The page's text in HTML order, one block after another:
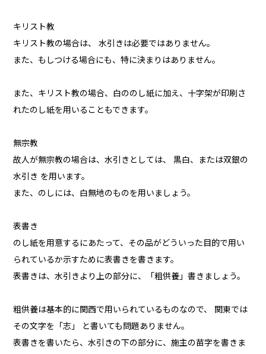
キリスト教
キリスト教の場合は、 水引きは必要ではありません。
また、もしつける場合にも、特に決まりはありません。
また、キリスト教の場合、白ののし紙に加え、十字架が印刷さ
れたのし紙を用いることもできます。
無宗教
故人が無宗教の場合は、水引きとしては、 黒白、または双銀の
水引き を用います。
また、のしには、白無地のものを用いましょう。
表書き
のし紙を用意するにあたって、その品がどういった目的で用い
られているか示すために表書きを書きます。
表書きは、水引きより上の部分に、「粗供養」書きましょう。
粗供養は基本的に関西で用いられているものなので、 関東では
その文字を「志」 と書いても問題ありません。
表書きを書いたら、水引きの下の部分に、施主の苗字を書きま